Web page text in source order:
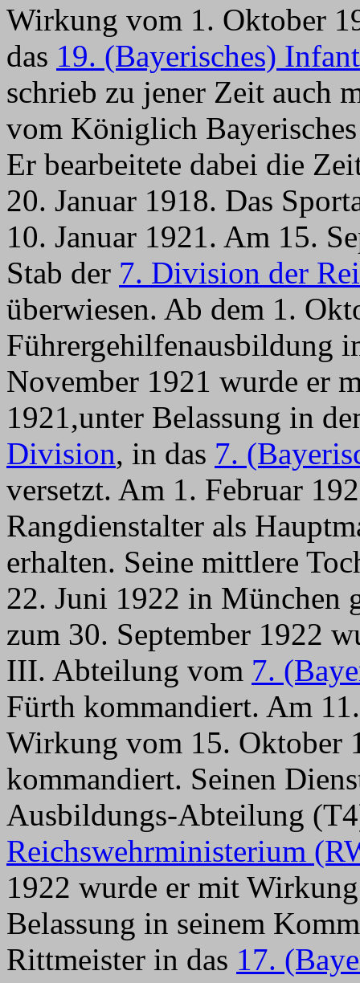
Wirkung vom 1. Oktober
das 19. (Bayerisches)
schrieb zu jener Zeit auch
vom Königlich
Er bearbeitete dabei die
20. Januar 1918. Das
10. Januar 1921. Am 15.
Stab der 7. Division der
überwiesen. Ab dem 1.
Führergehilfenausbildung
November 1921 wurde er
1921,unter Belassung in
Division, in das 7.
versetzt. Am 1. Februar
Rangdienstalter als
erhalten. Seine mittlere
22. Juni 1922 in München
zum 30. September 1922
III. Abteilung vom 7.
Fürth kommandiert. Am
Wirkung vom 15. Oktober
kommandiert. Seinen
Ausbildungs-Abteilung
Reichswehrministerium
1922 wurde er mit
Belassung in seinem
Rittmeister in das 17.